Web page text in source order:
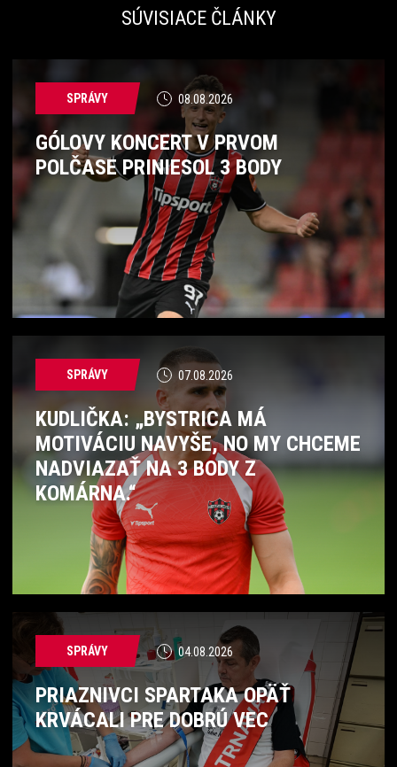
SÚVISIACE ČLÁNKY
SPRÁVY 08.08.2026
GÓLOVY KONCERT V PRVOM
POLČASE PRINIESOL 3 BODY
SPRÁVY 07.08.2026
KUDLIČKA: „BYSTRICA MÁ
MOTIVÁCIU NAVYŠE, NO MY CHCEME
NADVIAZAŤ NA 3 BODY Z
KOMÁRNA.“
SPRÁVY 04.08.2026
PRIAZNIVCI SPARTAKA OPÄŤ
KRVÁCALI PRE DOBRÚ VEC